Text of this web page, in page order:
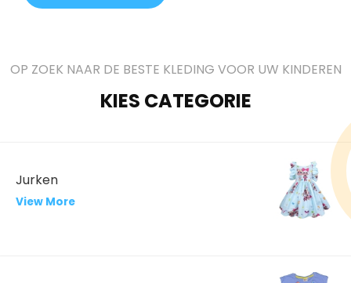
OP ZOEK NAAR DE BESTE KLEDING VOOR UW KINDEREN
KIES CATEGORIE
Jurken
View More